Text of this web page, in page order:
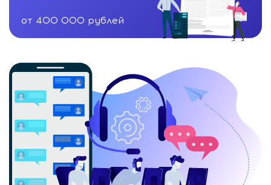
от 400 000 рублей